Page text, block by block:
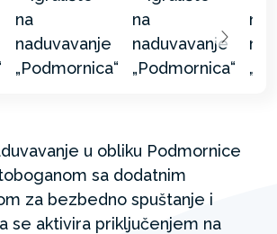
u obliku Podmornice
sa dodatnim
za bezbedno spuštanje i
se aktivira priključenjem na